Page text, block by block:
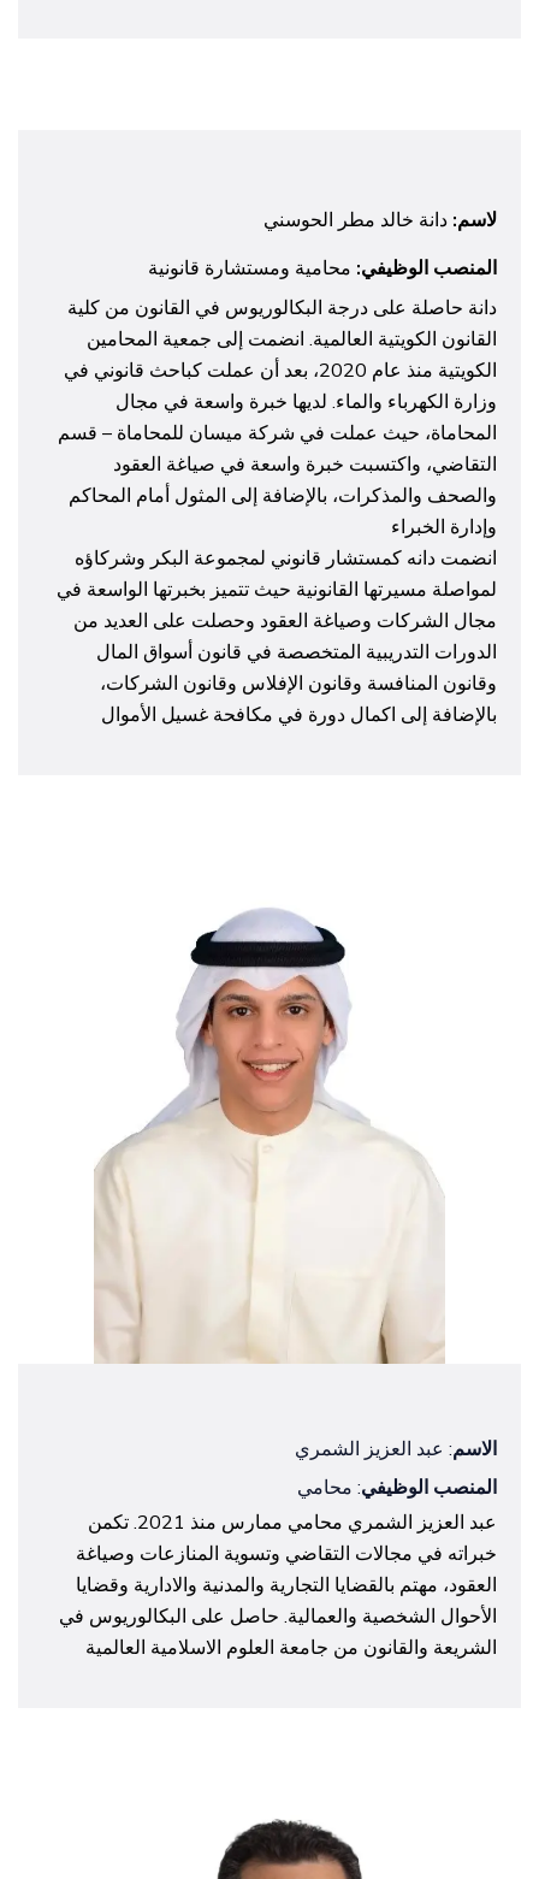
لاسم: دانة خالد مطر الحوسني
المنصب الوظيفي: محامية ومستشارة قانونية
دانة حاصلة على درجة البكالوريوس في القانون من كلية
القانون الكويتية العالمية. انضمت إلى جمعية المحامين
الكويتية منذ عام 2020، بعد أن عملت كباحث قانوني في
وزارة الكهرباء والماء. لديها خبرة واسعة في مجال
المحاماة، حيث عملت في شركة ميسان للمحاماة – قسم
التقاضي، واكتسبت خبرة واسعة في صياغة العقود
والصحف والمذكرات، بالإضافة إلى المثول أمام المحاكم
وإدارة الخبراء
انضمت دانه كمستشار قانوني لمجموعة البكر وشركاؤه
لمواصلة مسيرتها القانونية حيث تتميز بخبرتها الواسعة في
مجال الشركات وصياغة العقود وحصلت على العديد من
الدورات التدريبية المتخصصة في قانون أسواق المال
وقانون المنافسة وقانون الإفلاس وقانون الشركات،
بالإضافة إلى اكمال دورة في مكافحة غسيل الأموال
الاسم: عبد العزيز الشمري
المنصب الوظيفي: محامي
عبد العزيز الشمري محامي ممارس منذ 2021. تكمن
خبراته في مجالات التقاضي وتسوية المنازعات وصياغة
العقود، مهتم بالقضايا التجارية والمدنية والادارية وقضايا
الأحوال الشخصية والعمالية. حاصل على البكالوريوس في
الشريعة والقانون من جامعة العلوم الاسلامية العالمية